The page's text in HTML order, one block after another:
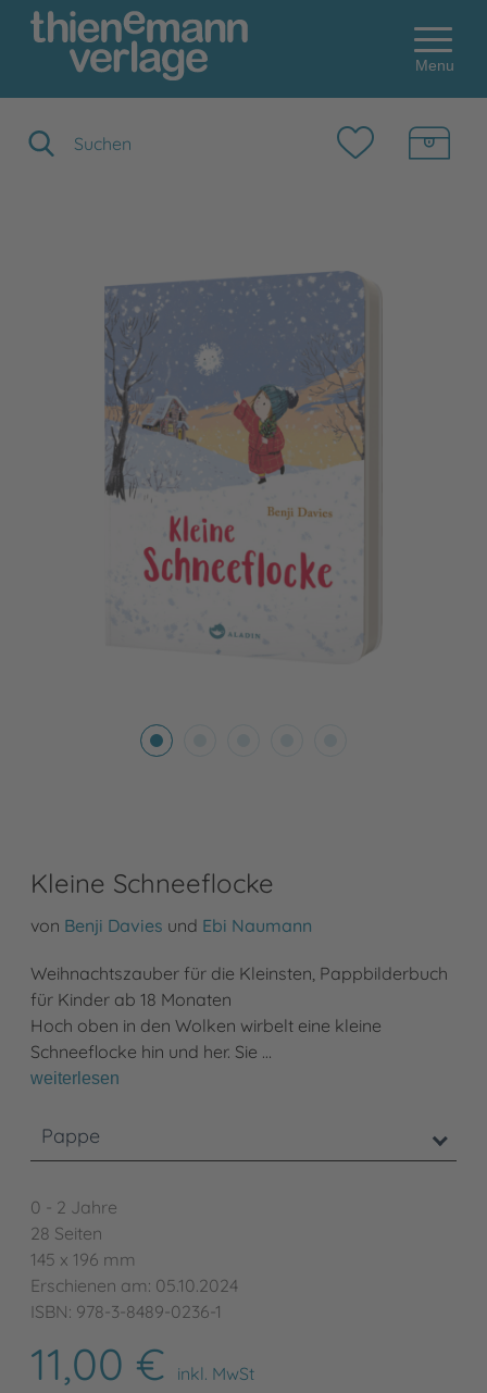
Menu
Kleine Schneeflocke
von Benji Davies und Ebi Naumann
Weihnachtszauber für die Kleinsten, Pappbilderbuch
für Kinder ab 18 Monaten
Hoch oben in den Wolken wirbelt eine kleine
Schneeflocke hin und her. Sie …
weiterlesen
Pappe
0 - 2 Jahre
28 Seiten
145 x 196 mm
Erschienen am: 05.10.2024
ISBN: 978-3-8489-0236-1
11,00 €
inkl. MwSt